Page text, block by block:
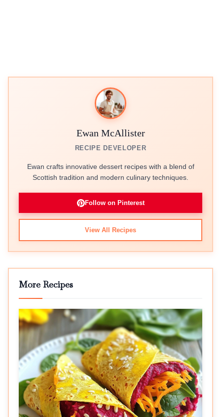
Ewan McAllister
RECIPE DEVELOPER
Ewan crafts innovative dessert recipes with a blend of
Scottish tradition and modern culinary techniques.
Follow on Pinterest
View All Recipes
More Recipes